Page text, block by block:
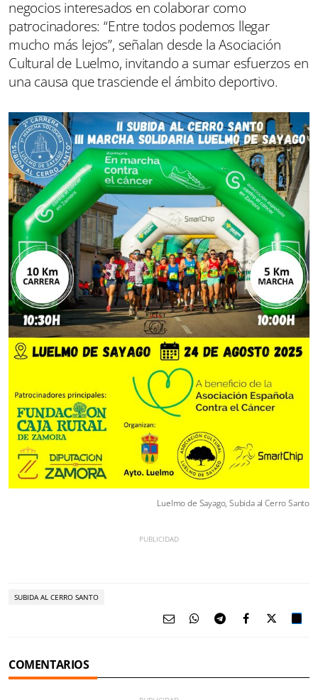
negocios interesados en colaborar como
patrocinadores: “Entre todos podemos llegar
mucho más lejos”, señalan desde la Asociación
Cultural de Luelmo, invitando a sumar esfuerzos en
una causa que trasciende el ámbito deportivo.
Luelmo de Sayago, Subida al Cerro Santo
SUBIDA AL CERRO SANTO
COMENTARIOS